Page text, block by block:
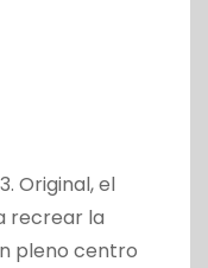
Original, el
recrear la
pleno centro